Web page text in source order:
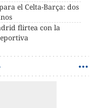
el Celta-Barça: dos
flirtea con la